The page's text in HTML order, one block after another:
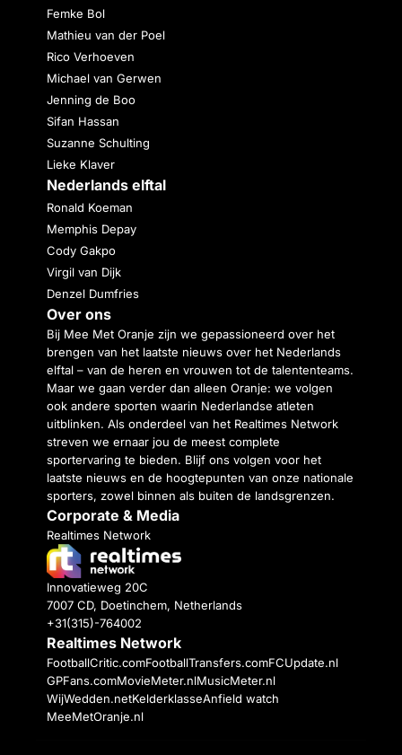
Femke Bol
Mathieu van der Poel
Rico Verhoeven
Michael van Gerwen
Jenning de Boo
Sifan Hassan
Suzanne Schulting
Lieke Klaver
Nederlands elftal
Ronald Koeman
Memphis Depay
Cody Gakpo
Virgil van Dijk
Denzel Dumfries
Over ons
Bij Mee Met Oranje zijn we gepassioneerd over het
brengen van het laatste nieuws over het Nederlands
elftal – van de heren en vrouwen tot de talententeams.
Maar we gaan verder dan alleen Oranje: we volgen
ook andere sporten waarin Nederlandse atleten
uitblinken. Als onderdeel van het Realtimes Network
streven we ernaar jou de meest complete
sportervaring te bieden. Blijf ons volgen voor het
laatste nieuws en de hoogtepunten van onze nationale
sporters, zowel binnen als buiten de landsgrenzen.
Corporate & Media
Realtimes Network
Innovatieweg 20C
7007 CD, Doetinchem, Netherlands
+31(315)-764002
Realtimes Network
FootballCritic.comFootballTransfers.comFCUpdate.nl
GPFans.comMovieMeter.nlMusicMeter.nl
WijWedden.netKelderklasseAnfield watch
MeeMetOranje.nl